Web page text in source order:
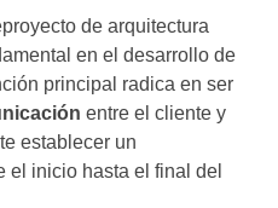
de arquitectura
en el desarrollo de
principal radica en ser
entre el cliente y
establecer un
el inicio hasta el final del